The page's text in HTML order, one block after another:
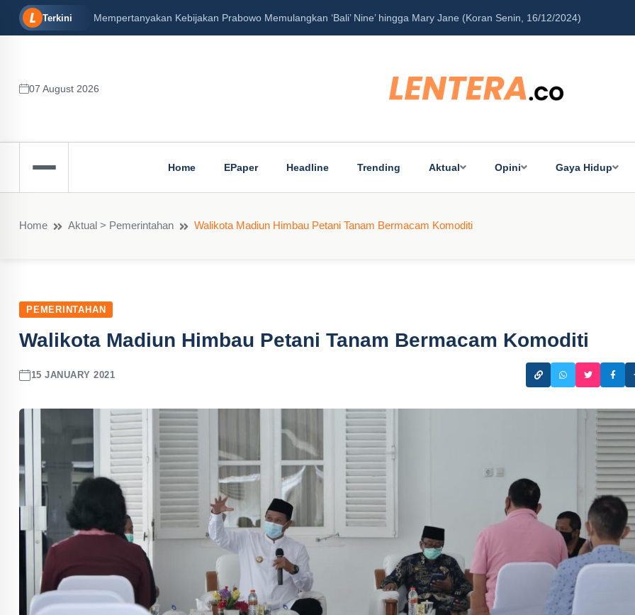
Terkini Mempertanyakan Kebijakan Prabowo Memulangkan ‘Bali’ Nine’ hingga Mary Jane (Koran Senin, 16/12/2024)
07 August 2026
Home EPaper Headline Trending Aktual Opini Gaya Hidup
Home Aktual > Pemerintahan Walikota Madiun Himbau Petani Tanam Bermacam Komoditi
PEMERINTAHAN
Walikota Madiun Himbau Petani Tanam Bermacam Komoditi
15 JANUARY 2021